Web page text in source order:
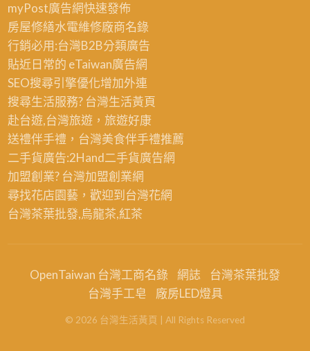
myPost廣告網快速發佈
房屋修繕水電維修廠商名錄
行銷必用:台灣B2B分類廣告
貼近日常的 eTaiwan廣告網
SEO搜尋引擎優化增加外連
搜尋生活服務? 台灣生活黃頁
赴台遊,台灣旅遊，旅遊好康
送禮伴手禮，台灣美食伴手禮推薦
二手貨廣告:2Hand二手貨廣告網
加盟創業? 台灣加盟創業網
尋找花店園藝，歡迎到 台灣花網
台灣茶葉批發,烏龍茶,紅茶
OpenTaiwan 台灣工商名錄 網誌
台灣茶葉批發
台灣手工皂
廠房LED燈具
© 2026 台灣生活黃頁 | All Rights Reserved